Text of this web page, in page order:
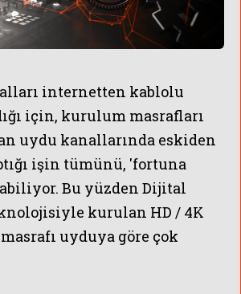
internetten kablolu
için, kurulum masrafları
uydu kanallarında eskiden
işin tümünü, 'fortuna
Bu yüzden Dijital
kurulan HD / 4K
uyduya göre çok